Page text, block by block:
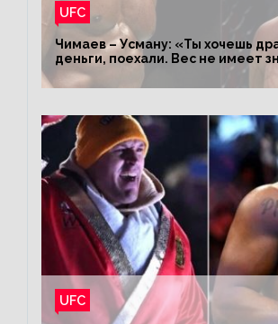
UFC
Чимаев – Усману: «Ты хочешь
деньги, поехали. Вес не имеет
король»
UFC